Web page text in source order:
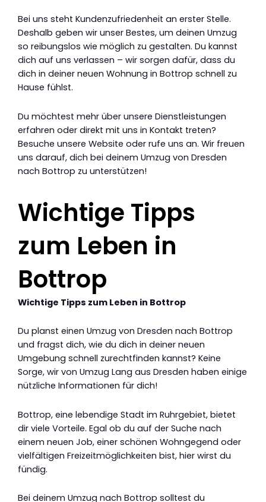
Bei uns steht Kundenzufriedenheit an erster Stelle.
Deshalb geben wir unser Bestes, um deinen Umzug
so reibungslos wie möglich zu gestalten. Du kannst
dich auf uns verlassen – wir sorgen dafür, dass du
dich in deiner neuen Wohnung in Bottrop schnell zu
Hause fühlst.
Du möchtest mehr über unsere Dienstleistungen
erfahren oder direkt mit uns in Kontakt treten?
Besuche unsere Website oder rufe uns an. Wir freuen
uns darauf, dich bei deinem Umzug von Dresden
nach Bottrop zu unterstützen!
Wichtige Tipps
zum Leben in
Bottrop
Wichtige Tipps zum Leben in Bottrop
Du planst einen Umzug von Dresden nach Bottrop
und fragst dich, wie du dich in deiner neuen
Umgebung schnell zurechtfinden kannst? Keine
Sorge, wir von Umzug Lang aus Dresden haben einige
nützliche Informationen für dich!
Bottrop, eine lebendige Stadt im Ruhrgebiet, bietet
dir viele Vorteile. Egal ob du auf der Suche nach
einem neuen Job, einer schönen Wohngegend oder
vielfältigen Freizeitmöglichkeiten bist, hier wirst du
fündig.
Bei deinem Umzug nach Bottrop solltest du